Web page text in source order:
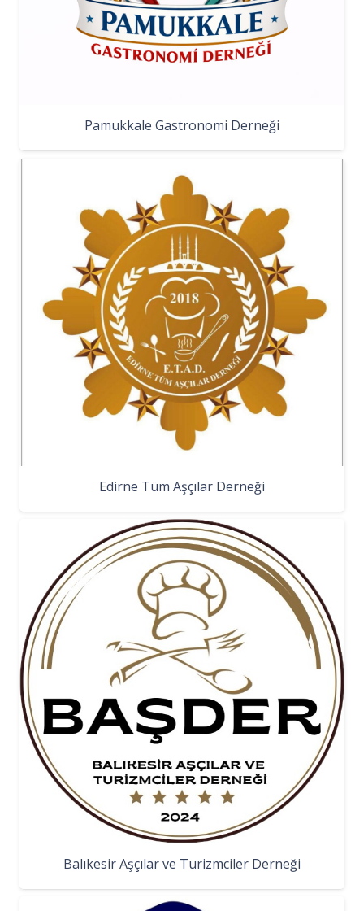
Pamukkale Gastronomi Derneği
Edirne Tüm Aşçılar Derneği
Balıkesir Aşçılar ve Turizmciler Derneği